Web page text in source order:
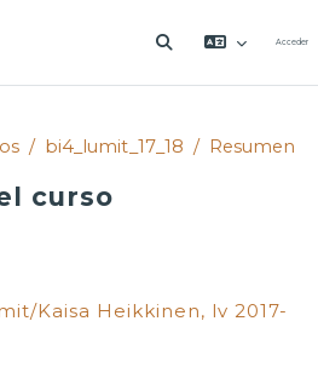
SELECTOR DE
Acceder
bi4_lumit_17_18 Resumen
curso
Kaisa Heikkinen, lv 2017-